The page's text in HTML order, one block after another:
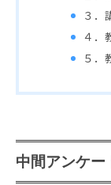
３．
４．
５．
中間アンケー